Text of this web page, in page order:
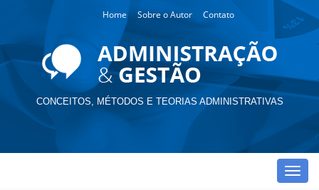
Home Sobre o Autor Contato
CONCEITOS, MÉTODOS E TEORIAS ADMINISTRATIVAS